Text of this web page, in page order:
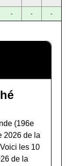
- - -
(196e
2026 de la
les 10
de la